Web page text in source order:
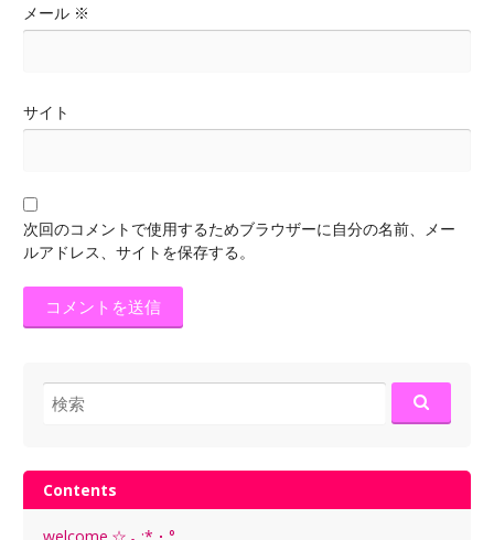
メール ※
サイト
次回のコメントで使用するためブラウザーに自分の名前、メー
ルアドレス、サイトを保存する。
検
索:
Contents
welcome.☆.｡.:*・°